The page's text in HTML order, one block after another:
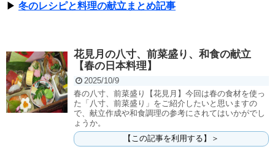
▶ 冬のレシピと料理の献立まとめ記事
花見月の八寸、前菜盛り、和食の献立
【春の日本料理】
2025/10/9
春の八寸、前菜盛り【花見月】今回は春の食材を使っ
た「八寸、前菜盛り」をご紹介したいと思いますの
で、献立作成や和食調理の参考にされてはいかがでし
ょうか。
【この記事を利用する】＞